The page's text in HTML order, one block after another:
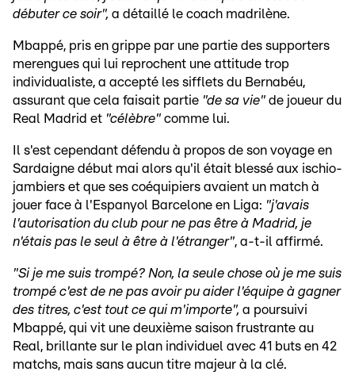
débuter ce soir", a détaillé le coach madrilène.
Mbappé, pris en grippe par une partie des supporters
merengues qui lui reprochent une attitude trop
individualiste, a accepté les sifflets du Bernabéu,
assurant que cela faisait partie "de sa vie" de joueur du
Real Madrid et "célèbre" comme lui.
Il s'est cependant défendu à propos de son voyage en
Sardaigne début mai alors qu'il était blessé aux ischio-
jambiers et que ses coéquipiers avaient un match à
jouer face à l'Espanyol Barcelone en Liga: "j'avais
l'autorisation du club pour ne pas être à Madrid, je
n'étais pas le seul à être à l'étranger", a-t-il affirmé.
"Si je me suis trompé? Non, la seule chose où je me suis
trompé c'est de ne pas avoir pu aider l'équipe à gagner
des titres, c'est tout ce qui m'importe", a poursuivi
Mbappé, qui vit une deuxième saison frustrante au
Real, brillante sur le plan individuel avec 41 buts en 42
matchs, mais sans aucun titre majeur à la clé.